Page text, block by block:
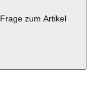
Frage zum Artikel